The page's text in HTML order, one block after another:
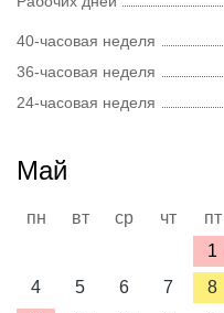
40-часовая неделя
36-часовая неделя
24-часовая неделя
Май
пн вт ср чт пт
1
4
5 6 7 8